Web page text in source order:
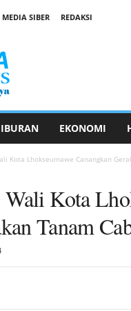
SIBER
REDAKSI
EKONOMI
Kota Lhokseumawe Canangkan
Kota
Tanam